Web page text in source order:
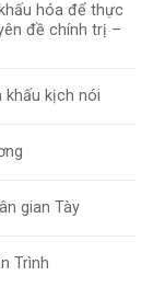
hóa để thực
đề chính trị –
khấu kịch nói
gian Tày
Trình